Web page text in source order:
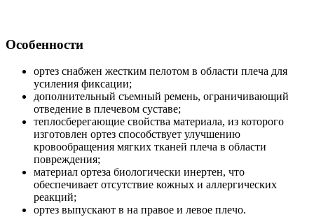
Особенности
ортез снабжен жестким пелотом в области плеча для
усиления фиксации;
дополнительный съемный ремень, ограничивающий
отведение в плечевом суставе;
теплосберегающие свойства материала, из которого
изготовлен ортез способствует улучшению
кровообращения мягких тканей плеча в области
повреждения;
материал ортеза биологически инертен, что
обеспечивает отсутствие кожных и аллергических
реакций;
ортез выпускают в на правое и левое плечо.